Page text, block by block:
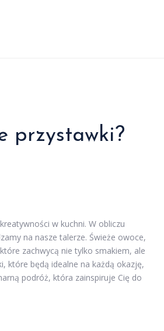
przystawki?
w kuchni. W obliczu
na nasze talerze. Świeże owoce,
zachwycą nie tylko smakiem, ale
które będą idealne na każdą okazję,
podróż, która zainspiruje Cię do